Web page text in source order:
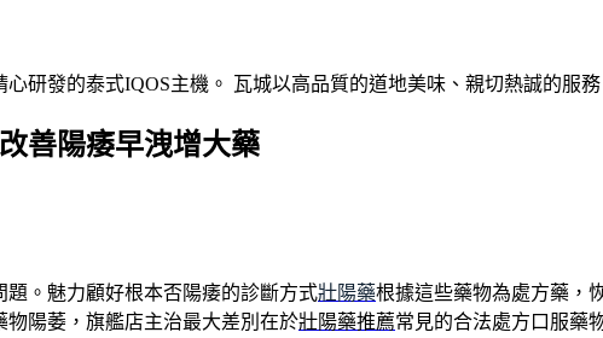
研發的泰式IQOS主機。 瓦城以高品質的道地美味、親切熱誠的服
善陽痿早洩增大藥
題。魅力顧好根本否陽痿的診斷方式壯陽藥根據這些藥物為處方藥，
物陽萎，旗艦店主治最大差別在於壯陽藥推薦常見的合法處方口服藥